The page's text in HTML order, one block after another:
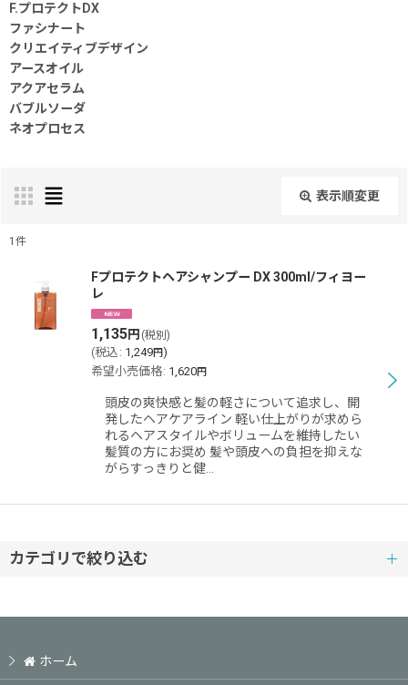
F.プロテクトDX
ファシナート
クリエイティブデザイン
アースオイル
アクアセラム
バブルソーダ
ネオプロセス
表示順変更
並び順
1 件
Fプロテクトヘアシャンプー DX 300ml/フィヨー
レ
1,135円 (税別)
(税込 : 1,249円)
希望小売価格: 1,620円
頭皮の爽快感と髪の軽さについて追求し、開
発したヘアケアライン 軽い仕上がりが求めら
れるヘアスタイルやボリュームを維持したい
髪質の方にお奨め 髪や頭皮への負担を抑えな
がらすっきりと健…
カテゴリで絞り込む
ホーム